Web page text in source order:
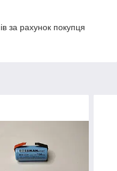
за рахунок покупця